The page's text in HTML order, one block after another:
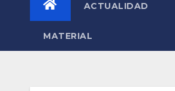
ACTUALIDAD
MATERIAL